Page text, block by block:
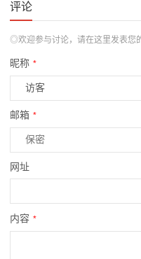
评论
◎欢迎参与讨论，请在这里发表您
昵称 *
邮箱 *
网址
内容 *